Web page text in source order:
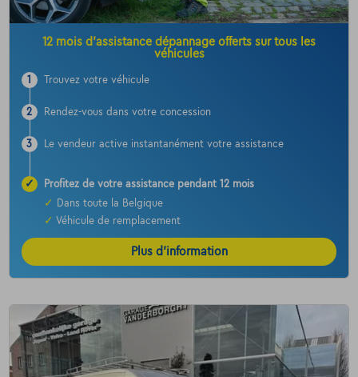
12 mois d’assistance dépannage offerts sur tous les
véhicules
1 Trouvez votre véhicule
2 Rendez-vous dans votre concession
3 Le vendeur active instantanément votre assistance
✓
Profitez de votre assistance pendant 12 mois
✓
Dans toute la Belgique
✓ Véhicule de remplacement
Plus d’information